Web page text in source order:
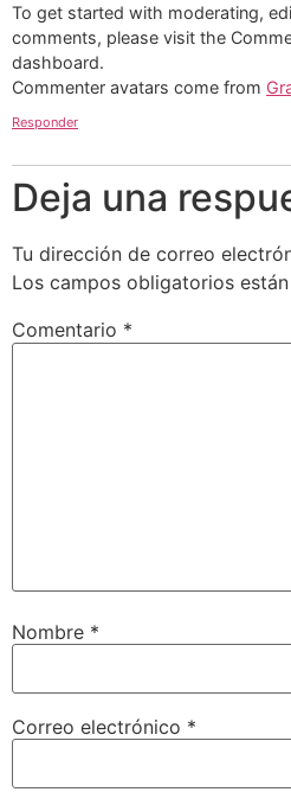
To get started with moderating,
comments, please visit the
dashboard.
Commenter avatars come from
Responder
Deja una
Tu dirección de correo
Los campos obligatorios
Comentario *
Nombre *
Correo electrónico *